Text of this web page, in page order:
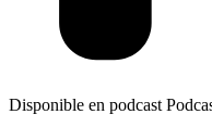
Disponible en podcast